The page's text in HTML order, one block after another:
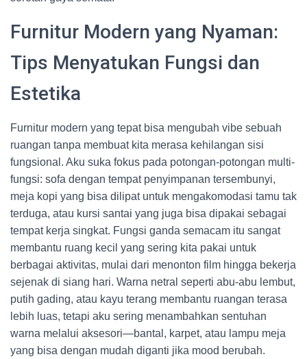
Furnitur Modern yang Nyaman:
Tips Menyatukan Fungsi dan
Estetika
Furnitur modern yang tepat bisa mengubah vibe sebuah
ruangan tanpa membuat kita merasa kehilangan sisi
fungsional. Aku suka fokus pada potongan-potongan multi-
fungsi: sofa dengan tempat penyimpanan tersembunyi,
meja kopi yang bisa dilipat untuk mengakomodasi tamu tak
terduga, atau kursi santai yang juga bisa dipakai sebagai
tempat kerja singkat. Fungsi ganda semacam itu sangat
membantu ruang kecil yang sering kita pakai untuk
berbagai aktivitas, mulai dari menonton film hingga bekerja
sejenak di siang hari. Warna netral seperti abu-abu lembut,
putih gading, atau kayu terang membantu ruangan terasa
lebih luas, tetapi aku sering menambahkan sentuhan
warna melalui aksesori—bantal, karpet, atau lampu meja
yang bisa dengan mudah diganti jika mood berubah.